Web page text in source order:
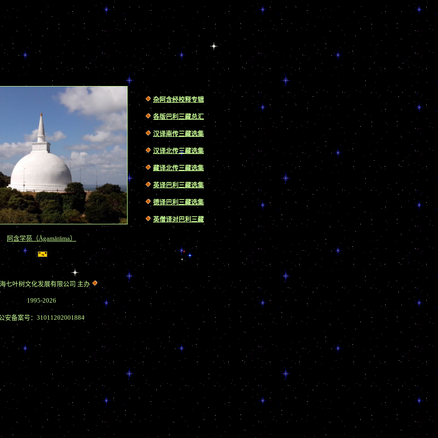
阿含学苑 （Āgamārāma）
七叶树文化发展有限公司 主办
1995-2026
安备案号： 31011202001884
杂阿含经校释专辑
各版巴利三藏总汇
汉译南传三藏选集
汉译北传三藏选集
藏译北传三藏选集
英译巴利三藏选集
德译巴利三藏选集
英僧译对巴利三藏